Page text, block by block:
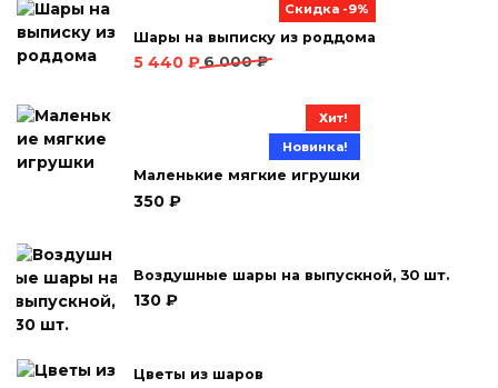
Скидка -9%
Шары на выписку из роддома
6 000₽
Первоначальная
5 440 ₽
Текущая
Хит!
Новинка!
Маленькие мягкие игрушки
350 ₽
Воздушные шары на выпускной, 30 шт.
130 ₽
Цветы из шаров